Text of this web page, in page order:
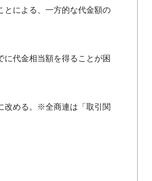
による、一方的な代金額の
代金相当額を得ることが困
改める。※全商連は「取引関